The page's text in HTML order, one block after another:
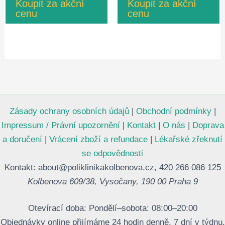
Koupit za akční
cenu
Kč1,780.00.Kč890.00.
Koupit za akční
cenu
Zásady ochrany osobních údajů| Obchodní podmínky|
Impressum / Právní upozornění| Kontakt| O nás | Doprava
a doručení | Vrácení zboží a refundace | Lékařské zřeknutí
se odpovědnosti
Kontakt: about@poliklinikakolbenova.cz, 420 266 086 125
Kolbenova 609/38, Vysočany, 190 00 Praha 9
Otevírací doba: Pondělí–sobota: 08:00–20:00
Objednávky online přijímáme 24 hodin denně, 7 dní v týdnu.